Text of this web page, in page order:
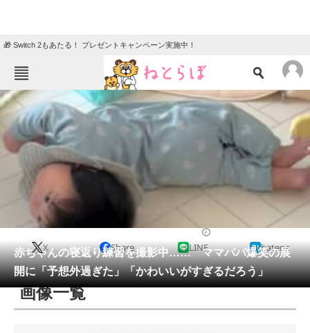
🎁 Switch 2もあたる！ プレゼントキャンペーン実施中！
ねとらぼメニュー
TOP ニュース
エンタメ
教育・育児
リサーチ
会員記事
メディア
注目記事を集めた総合ページ
赤ちゃんの寝返り練習を撮影中…… ママパパ爆笑の展
開に「予想外過ぎた」「かわいいがすぎるだろう」
X Share LINE hatena
画像一覧